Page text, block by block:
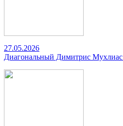
27.05.2026
Диагональный Димитрис Мухлиас